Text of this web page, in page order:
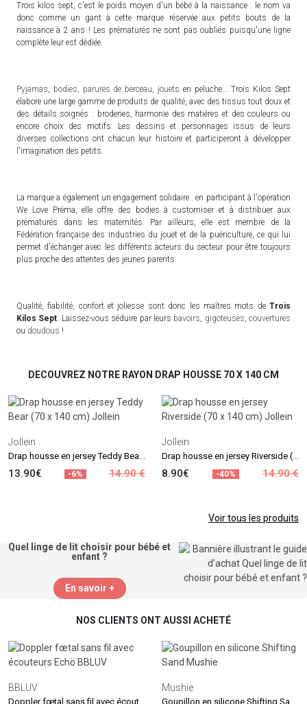
Trois kilos sept, c'est le poids moyen d'un bébé à la naissance : le nom va
donc comme un gant à cette marque réservée aux petits bouts de la
naissance à 2 ans ! Les prématurés ne sont pas oubliés puisqu'une ligne
complète leur est dédiée.
Pyjamas bodies parures de berceau jouets en peluche... Trois Kilos Sept
élabore une large gamme de produits de qualité, avec des tissus tout doux et
des détails soignés : broderies, harmonie des matières et des couleurs ou
encore choix des motifs. Les dessins et personnages issus de leurs
diverses collections ont chacun leur histoire et participeront à développer
l'imagination des petits.
La marque a également un engagement solidaire : en participant à l'opération
We Love Préma, elle offre des bodies à customiser et à distribuer aux
prématurés dans les maternités. Par ailleurs, elle est membre de la
Fédération française des industries du jouet et de la puériculture, ce qui lui
permet d'échanger avec les différents acteurs du secteur pour être toujours
plus proche des attentes des jeunes parents.
Qualité, fiabilité, confort et joliesse sont donc les maîtres mots de Trois
Kilos Sept . Laissez-vous séduire par leurs bavoirs gigoteuses couvertures
ou doudous !
DECOUVREZ NOTRE RAYON DRAP HOUSSE 70 X 140 CM
Jollein
13.90€ -6% 14.90 €
Jollein
8.90€ -40% 14.90 €
Voir tous les produits
Quel linge de lit choisir pour bébé et
enfant ?
En savoir +
NOS CLIENTS ONT AUSSI ACHETÉ
BBLUV
Mushie